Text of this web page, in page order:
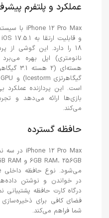
عملکرد و پلتفرم
نانومتری) اپل بهره
است. این پردازنده عملکرد
بازی‌ها ارائه می‌دهد و
می‌کند.
حافظه گسترده
در خواندن و نوشتن
درگاه کارت حافظه پشتیبانی
فضای کافی برای ذخیره‌سازی
شما فراهم می‌کند.